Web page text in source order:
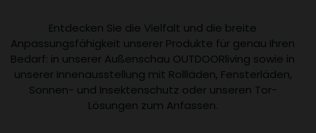
Entdecken Sie die Vielfalt und die breite
Anpassungsfähigkeit unserer Produkte für genau Ihren
Bedarf: in unserer Außenschau OUTDOORliving sowie in
unserer Innenausstellung mit Rollläden, Fensterläden,
Sonnen- und Insektenschutz oder unseren Tor-
Lösungen zum Anfassen.